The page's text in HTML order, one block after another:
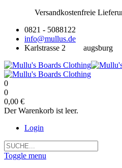
Versandkostenfreie
0821 - 5088122
info@mullus.de
Karlstrasse 2
augsburg
0
0
0,00 €
Der Warenkorb ist leer.
Login
Toggle menu